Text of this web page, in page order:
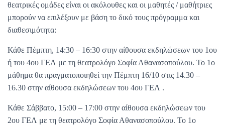
θεατρικές ομάδες είναι οι ακόλουθες και οι μαθητές / μαθήτριες
μπορούν να επιλέξουν με βάση το δικό τους πρόγραμμα και
διαθεσιμότητα:
Κάθε Πέμπτη, 14:30 – 16:30 στην αίθουσα εκδηλώσεων του 1ου
ή του 4ου ΓΕΛ με τη θεατρολόγο Σοφία Αθανασοπούλου. Το 1ο
μάθημα θα πραγματοποιηθεί την Πέμπτη 16/10 στις 14.30 –
16.30 στην αίθουσα εκδηλώσεων του 4ου ΓΕΛ .
Κάθε Σάββατο, 15:00 – 17:00 στην αίθουσα εκδηλώσεων του
2ου ΓΕΛ με τη θεατρολόγο Σοφία Αθανασοπούλου. Το 1ο